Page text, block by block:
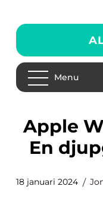
Menu
Apple Watch Batteritid:
En
18 januari 2024